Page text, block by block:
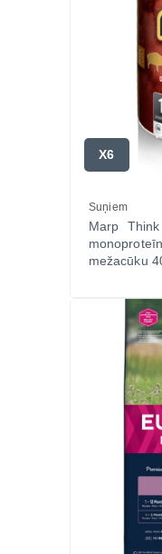
X6
Suņiem
Marp
mežacūku